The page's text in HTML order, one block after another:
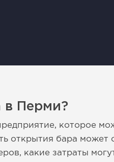
в Перми?
которое
открытия бара может
какие затраты